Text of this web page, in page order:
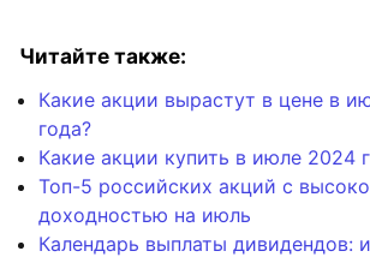
Читайте также:
Какие акции вырастут в цене в
года?
Какие акции купить в июле 2024
Топ-5 российских акций с
доходностью на июль
Календарь выплаты дивидендов: